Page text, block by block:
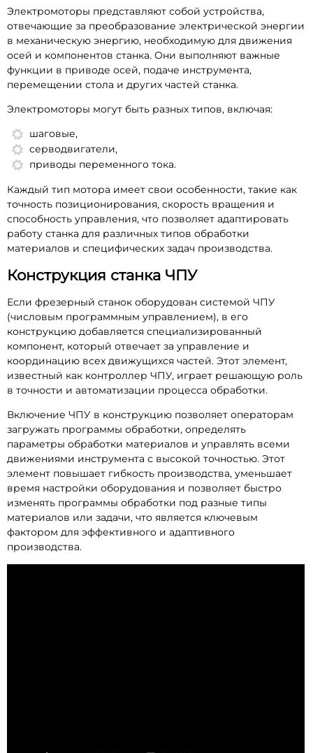
Электромоторы представляют собой устройства,
отвечающие за преобразование электрической энергии
в механическую энергию, необходимую для движения
осей и компонентов станка. Они выполняют важные
функции в приводе осей, подаче инструмента,
перемещении стола и других частей станка.
Электромоторы могут быть разных типов, включая:
шаговые,
серводвигатели,
приводы переменного тока.
Каждый тип мотора имеет свои особенности, такие как
точность позиционирования, скорость вращения и
способность управления, что позволяет адаптировать
работу станка для различных типов обработки
материалов и специфических задач производства.
Конструкция станка ЧПУ
Если фрезерный станок оборудован системой ЧПУ
(числовым программным управлением), в его
конструкцию добавляется специализированный
компонент, который отвечает за управление и
координацию всех движущихся частей. Этот элемент,
известный как контроллер ЧПУ, играет решающую роль
в точности и автоматизации процесса обработки.
Включение ЧПУ в конструкцию позволяет операторам
загружать программы обработки, определять
параметры обработки материалов и управлять всеми
движениями инструмента с высокой точностью. Этот
элемент повышает гибкость производства, уменьшает
время настройки оборудования и позволяет быстро
изменять программы обработки под разные типы
материалов или задачи, что является ключевым
фактором для эффективного и адаптивного
производства.